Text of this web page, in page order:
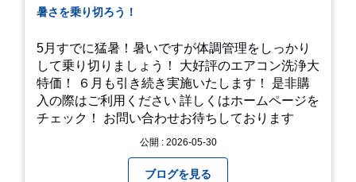
暑さを乗り切ろう！
5月すでに猛暑！暑いですが体調管理をしっかり
して乗り切りましょう！ 大好評のエアコン洗浄大
特価！ ６月も引き続き実施いたします！ 是非購
入の際はご利用ください 詳しくはホームページを
チェック！ お問い合わせお待ちしております
公開 : 2026-05-30
ブログを見る